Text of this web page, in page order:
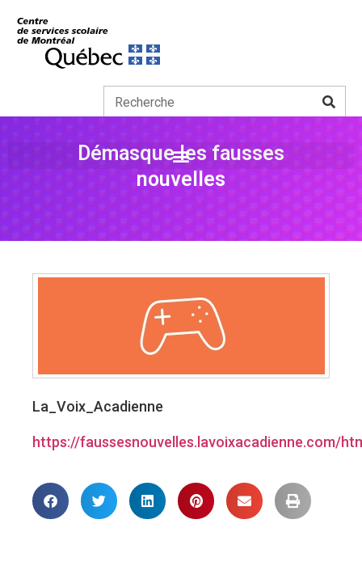
Démasque les fausses
nouvelles
La_Voix_Acadienne
https://faussesnouvelles.lavoixacadienne.com/